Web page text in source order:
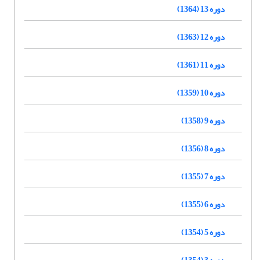
دوره 13 (1364)
دوره 12 (1363)
دوره 11 (1361)
دوره 10 (1359)
دوره 9 (1358)
دوره 8 (1356)
دوره 7 (1355)
دوره 6 (1355)
دوره 5 (1354)